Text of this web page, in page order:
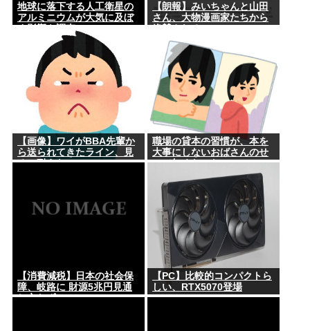
地球に落下する人工衛星の
アルミニウムが大気に及ぼ
す影響を調査
【朗報】みいちゃんと山田
さん、大物漫画家たちから
絶賛されるwww
【画像】ワイがBBA先輩か
ら送られてきたライン、見
るに耐えない・・・
職場の貸本の習慣が、本を
大事にしないおばさんのせ
いで無くなった
【消費減税】日本の社会保
障、岐路に 財源5兆円見通
し立たず
【PC】比較的コンパクトら
しい、RTX5070登場